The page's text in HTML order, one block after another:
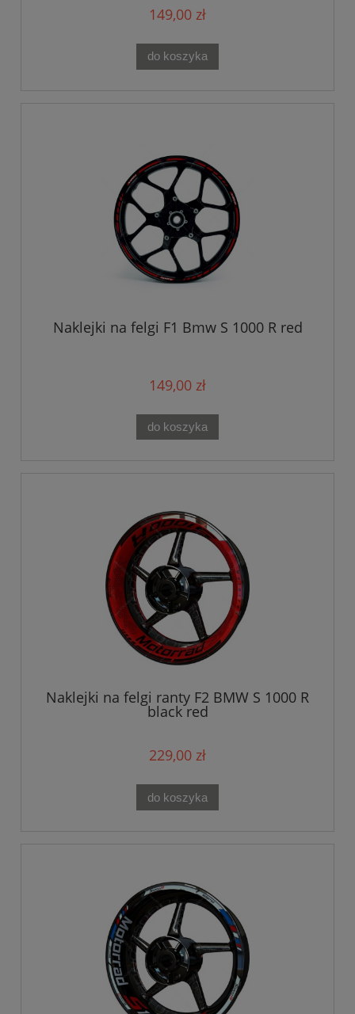
149,00 zł
do koszyka
Naklejki na felgi F1 Bmw S 1000 R red
149,00 zł
do koszyka
Naklejki na felgi ranty F2 BMW S 1000 R
black red
229,00 zł
do koszyka